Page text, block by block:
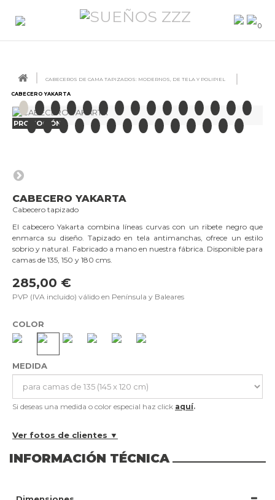
CABECEROS DE CAMA TAPIZADOS: MODERNOS, DE TELA Y POLIPIEL
CABECERO YAKARTA
PROMOCIÓN
CABECERO YAKARTA
Cabecero tapizado
El cabecero Yakarta combina líneas curvas con un ribete negro que
enmarca su diseño. Tapizado en tela antimanchas, ofrece un estilo
sobrio y natural. Fabricado a mano en nuestra fábrica. Disponible para
camas de 135, 150 y 180 cms.
285,00 €
PVP (IVA incluido) válido en Península y Baleares
COLOR
MEDIDA
Si deseas una medida o color especial haz click aquí.
Ver fotos de clientes ▼
INFORMACIÓN TÉCNICA
0